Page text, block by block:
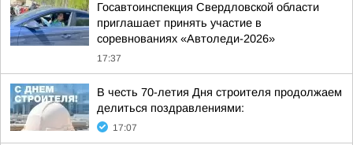
Госавтоинспекция Свердловской области
приглашает принять участие в
соревнованиях «Автоледи-2026»
17:37
В честь 70-летия Дня строителя продолжаем
делиться поздравлениями:
17:07